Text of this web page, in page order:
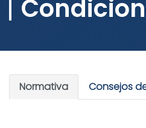
Normativa Consejos